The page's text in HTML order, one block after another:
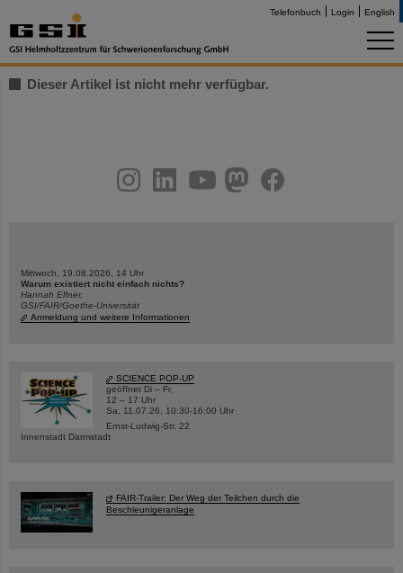
Telefonbuch Login English
Dieser Artikel ist nicht mehr verfügbar.
youtubehelmholtz.socialfacebook
Mittwoch, 19.08.2026, 14 Uhr
Warum existiert nicht einfach nichts?
Hannah Elfner,
GSI/FAIR/Goethe-Universität
Anmeldung und weitere Informationen
SCIENCE POP-UP
geöffnet Di – Fr,
12 – 17 Uhr
Sa, 11.07.26, 10:30-16:00 Uhr
Ernst-Ludwig-Str. 22
Innenstadt Darmstadt
FAIR-Trailer: Der Weg der Teilchen durch die
Beschleunigeranlage